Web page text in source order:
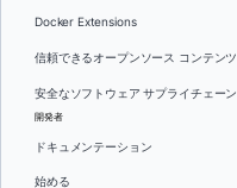
Docker Extensions
信頼できるオープンソース コンテンツ
安全なソフトウェア サプライチェーン
開発者
ドキュメンテーション
始める